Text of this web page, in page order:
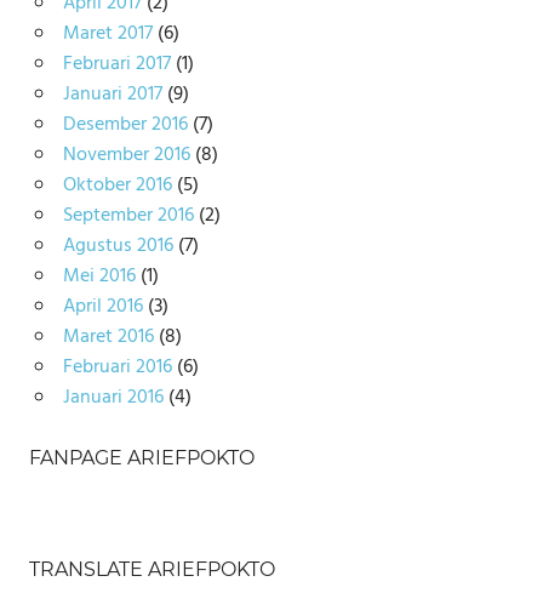
Maret 2017(6)
Februari 2017(1)
Januari 2017(9)
Desember 2016(7)
November 2016(8)
Oktober 2016(5)
September 2016(2)
Agustus 2016(7)
Mei 2016(1)
April 2016(3)
Maret 2016(8)
Februari 2016(6)
Januari 2016(4)
FANPAGE ARIEFPOKTO
TRANSLATE ARIEFPOKTO